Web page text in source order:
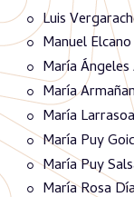
Luis
Manuel
María
María
María
María Puy
María Puy
María Rosa